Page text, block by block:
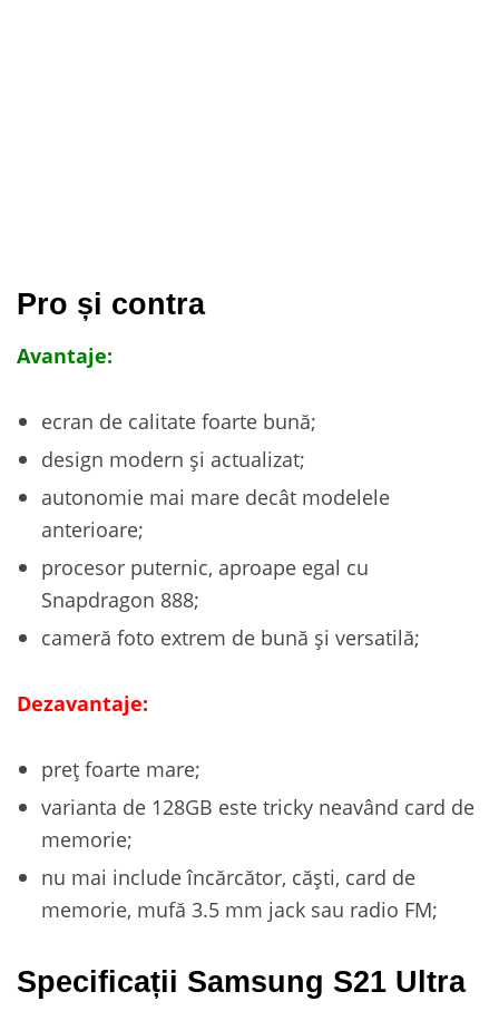
Pro și contra
Avantaje:
ecran de calitate foarte bună;
design modern și actualizat;
autonomie mai mare decât modelele
anterioare;
procesor puternic, aproape egal cu
Snapdragon 888;
cameră foto extrem de bună și versatilă;
Dezavantaje:
preț foarte mare;
varianta de 128GB este tricky neavând card de
memorie;
nu mai include încărcător, căști, card de
memorie, mufă 3.5 mm jack sau radio FM;
Specificații Samsung S21 Ultra